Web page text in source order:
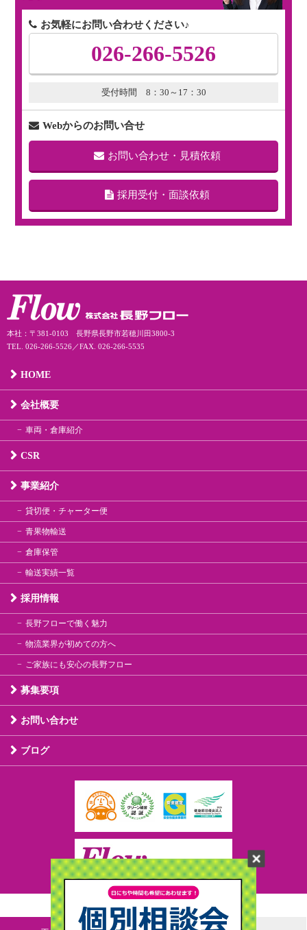
お気軽にお問い合わせください♪
026-266-5526
受付時間 8：30～17：30
Webからのお問い合せ
お問い合わせ・見積依頼
採用受付・面談依頼
本社：〒381-0103 長野県長野市若穂川田3800-3
TEL. 026-266-5526／FAX. 026-266-5535
HOME
会社概要
車両・倉庫紹介
CSR
事業紹介
貸切便・チャーター便
青果物輸送
倉庫保管
輸送実績一覧
採用情報
長野フローで働く魅力
物流業界が初めての方へ
ご家族にも安心の長野フロー
募集要項
お問い合わせ
ブログ